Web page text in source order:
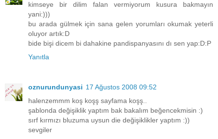
kimseye bir dilim falan vermiyorum kusura bakmayın
yani:)))
bu arada gülmek için sana gelen yorumları okumak yeterli
oluyor artık:D
bide bişi dicem bi dahakine pandispanyasını dı sen yap:D:P
Yanıtla
oznurundunyasi 17 Ağustos 2008 09:52
halenzemmm koş koşş sayfama koşş..
şablonda değişiklik yaptım bak bakalım beğencekmisin :)
sırf kırmızı bluzuma uysun die değişiklikler yaptım :))
sevgiler